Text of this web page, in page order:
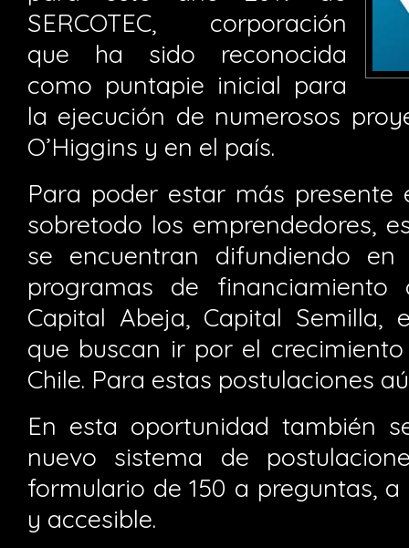
SERCOTEC, corporación
que ha sido reconocida
como puntapie inicial para
la ejecución de numerosos
O’Higgins y en el país.
Para poder estar más
sobretodo los emprendedores,
se encuentran difundiendo
programas de financiamiento
Capital Abeja, Capital Semilla,
que buscan ir por el
Chile. Para estas postulaciones
En esta oportunidad también
nuevo sistema de
formulario de 150 a preguntas,
y accesible.